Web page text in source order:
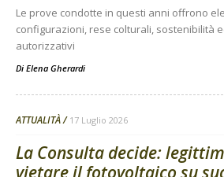
Le prove condotte in questi anni offrono
configurazioni, rese colturali, sostenibilità
autorizzativi
Di Elena Gherardi
ATTUALITÀ 17 Luglio 2026
La Consulta decide:
vietare il fotovoltaico su